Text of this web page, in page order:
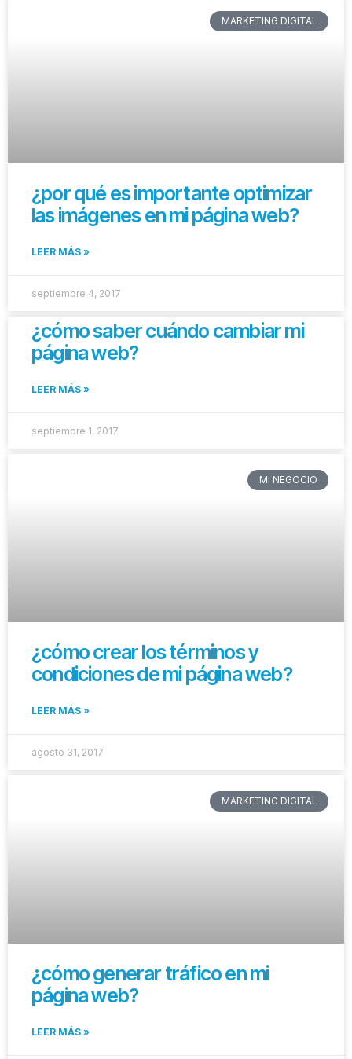
MARKETING DIGITAL
¿por qué es importante optimizar
las imágenes en mi página web?
LEER MÁS »
septiembre 4, 2017
¿cómo saber cuándo cambiar mi
página web?
LEER MÁS »
septiembre 1, 2017
MI NEGOCIO
¿cómo crear los términos y
condiciones de mi página web?
LEER MÁS »
agosto 31, 2017
MARKETING DIGITAL
¿cómo generar tráfico en mi
página web?
LEER MÁS »